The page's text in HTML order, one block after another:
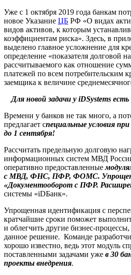
Уже с 1 октября 2019 года банкам
новое Указание ЦБ РФ «О видах
видов активов, к которым
коэффициентам риска». Здесь, в
выделено главное усложнение для
определение «показателя долговой
рассчитываемого как отношение
платежей по всем потребительским
заемщика к величине
Для новой задачи у iDSystems
Времени у банков не так много, а
предлагает специальные условия
до 1 сентября!
Рассчитать предельную долговую
информационных систем МВД
оперативно предоставленные
с МВД, ФНС, ПФР, ФОМС.
«Документооборот с ПФР.
системы «iDБанк».
Упрощенная идентификация с
кратчайшие сроки поможет
и облегчить другие бизнес-
данное решение. Команде
хорошо известно, ведь этот модуль
поставленными задачами уже в 30
проекты внедрения.